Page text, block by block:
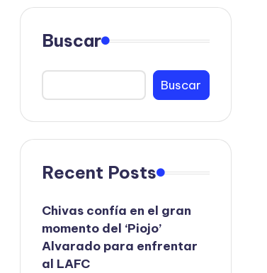
Buscar
Buscar
Recent Posts
Chivas confía en el gran
momento del ‘Piojo’
Alvarado para enfrentar
al LAFC